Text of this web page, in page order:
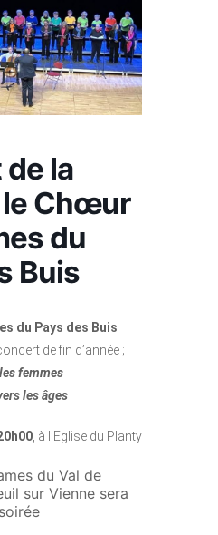
la
le Chœur
du
Buis
du Pays des Buis
de fin d’année ;
femmes
les âges
, à l’Eglise du Planty
du Val de
sur Vienne sera